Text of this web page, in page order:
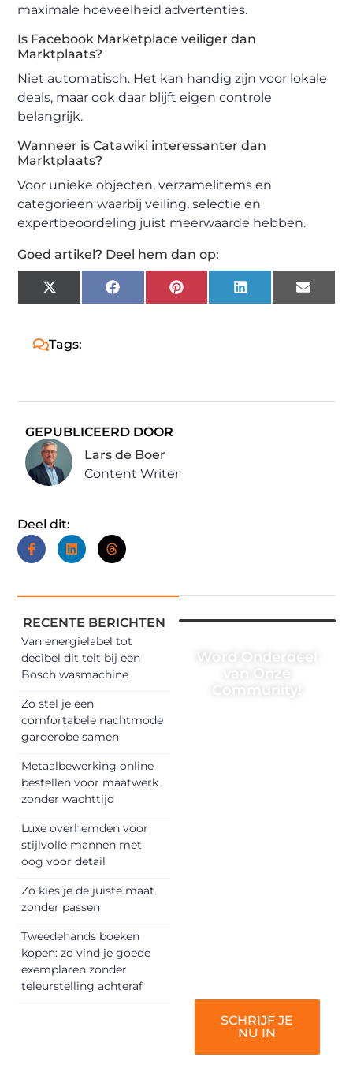
maximale hoeveelheid advertenties.
Is Facebook Marketplace veiliger dan
Marktplaats?
Niet automatisch. Het kan handig zijn voor lokale
deals, maar ook daar blijft eigen controle
belangrijk.
Wanneer is Catawiki interessanter dan
Marktplaats?
Voor unieke objecten, verzamelitems en
categorieën waarbij veiling, selectie en
expertbeoordeling juist meerwaarde hebben.
Goed artikel? Deel hem dan op:
X
(Twitter)
FacebookPinterestLinkedIn Email
Tags:
GEPUBLICEERD DOOR
Lars de Boer
Content Writer
Deel dit:
RECENTE BERICHTEN
Van energielabel tot
decibel dit telt bij een
Bosch wasmachine
Zo stel je een
comfortabele nachtmode
garderobe samen
Metaalbewerking online
bestellen voor maatwerk
zonder wachttijd
Luxe overhemden voor
stijlvolle mannen met
oog voor detail
Zo kies je de juiste maat
zonder passen
Tweedehands boeken
kopen: zo vind je goede
exemplaren zonder
teleurstelling achteraf
Word Onderdeel
van Onze
Community!
SCHRIJF JE
NU IN